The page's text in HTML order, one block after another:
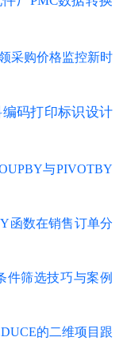
采购价格监控新时
码打印标识设计
与PIVOTBY
函数在销售订单分
件筛选技巧与案例
的二维项目跟